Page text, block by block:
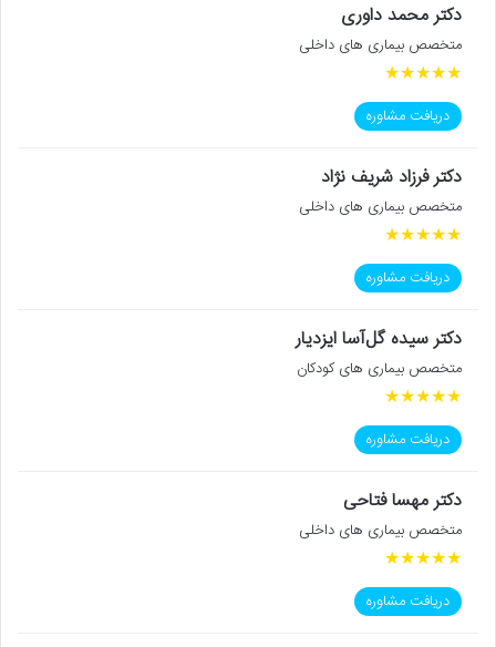
دکتر محمد داوری
متخصص بیماری های داخلی
★
★
★
★
★
دریافت مشاوره
دکتر فرزاد شریف نژاد
متخصص بیماری های داخلی
★
★
★
★
★
دریافت مشاوره
دکتر سیده گل‌آسا ایزدیار
متخصص بیماری های کودکان
★
★
★
★
★
دریافت مشاوره
دکتر مهسا فتاحی
متخصص بیماری های داخلی
★
★
★
★
★
دریافت مشاوره